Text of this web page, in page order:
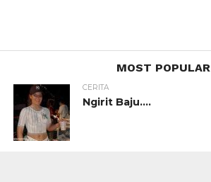
MOST POPULAR
CERITA
Ngirit Baju….